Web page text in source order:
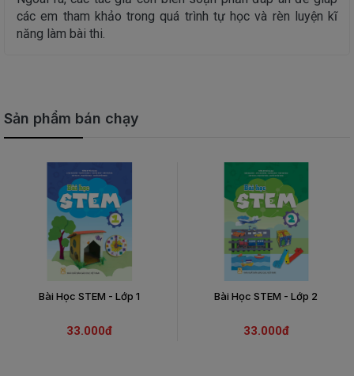
các em tham khảo trong quá trình tự học và rèn luyện kĩ
năng làm bài thi.
Sản phẩm bán chạy
Bài Học STEM - Lớp 1
33.000đ
Bài Học STEM - Lớp 2
33.000đ